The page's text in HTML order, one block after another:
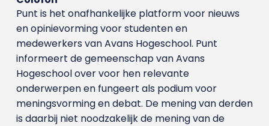
Punt is het onafhankelijke platform voor nieuws
en opinievorming voor studenten en
medewerkers van Avans Hoge­school. Punt
informeert de gemeenschap van Avans
Hogeschool over voor hen relevante
onderwerpen en fungeert als podium voor
meningsvorming en debat. De mening van derden
is daarbij niet noodzakelijk de mening van de